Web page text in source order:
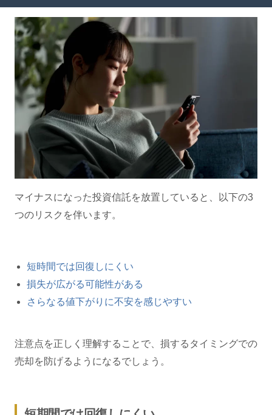
マイナスになった投資信託を放置していると、以下の3
つのリスクを伴います。
短時間では回復しにくい
損失が広がる可能性がある
さらなる値下がりに不安を感じやすい
注意点を正しく理解することで、損するタイミングでの
売却を防げるようになるでしょう。